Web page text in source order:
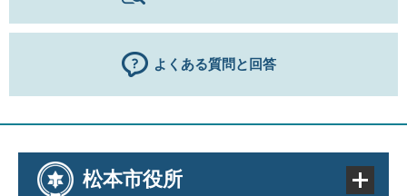
よくある質問と回答
松本市役所